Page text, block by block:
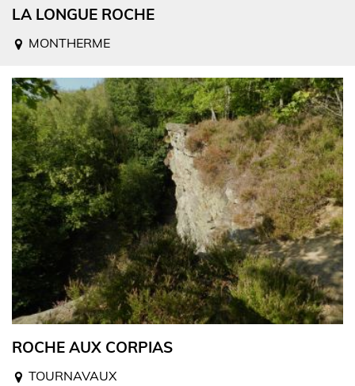
LA LONGUE ROCHE
MONTHERME
ROCHE AUX CORPIAS
TOURNAVAUX